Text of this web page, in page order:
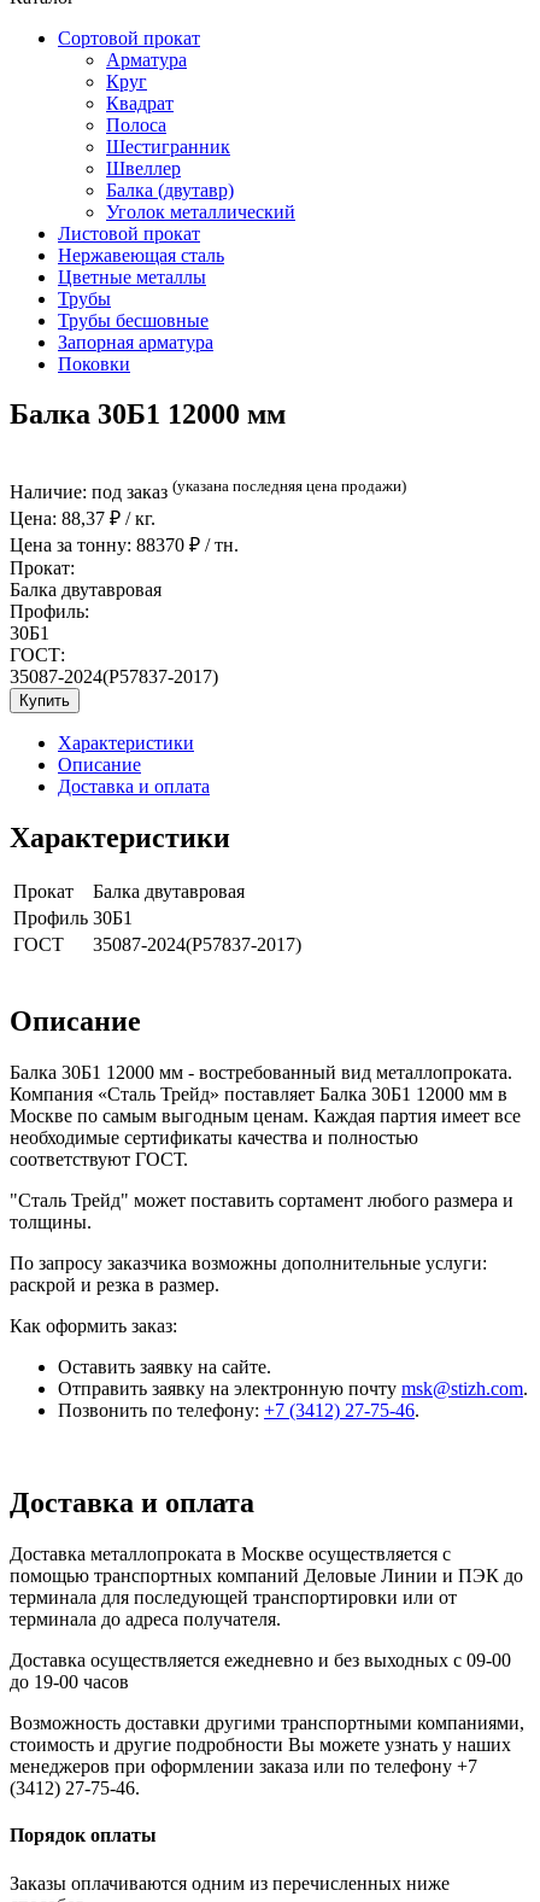
Сортовой прокат
Арматура
Круг
Квадрат
Полоса
Шестигранник
Швеллер
Балка (двутавр)
Уголок металлический
Листовой прокат
Нержавеющая сталь
Цветные металлы
Трубы
Трубы бесшовные
Запорная арматура
Поковки
Балка 30Б1 12000 мм
Наличие: под заказ (указана последняя цена продажи)
Цена: 88,37 ₽ / кг.
Цена за тонну: 88370 ₽ / тн.
Прокат:
Балка двутавровая
Профиль:
30Б1
ГОСТ:
35087-2024(Р57837-2017)
Купить
Характеристики
Описание
Доставка и оплата
Характеристики
Прокат
Балка двутавровая
Профиль 30Б1
ГОСТ
35087-2024(Р57837-2017)
Описание
Балка 30Б1 12000 мм - востребованный вид металлопроката.
Компания «Сталь Трейд» поставляет Балка 30Б1 12000 мм в
Москве по самым выгодным ценам. Каждая партия имеет все
необходимые сертификаты качества и полностью
соответствуют ГОСТ.
"Сталь Трейд" может поставить сортамент любого размера и
толщины.
По запросу заказчика возможны дополнительные услуги:
раскрой и резка в размер.
Как оформить заказ:
Оставить заявку на сайте.
Отправить заявку на электронную почту msk@stizh.com.
Позвонить по телефону: +7 (3412) 27-75-46.
Доставка и оплата
Доставка металлопроката в Москве осуществляется с
помощью транспортных компаний Деловые Линии и ПЭК до
терминала для последующей транспортировки или от
терминала до адреса получателя.
Доставка осуществляется ежедневно и без выходных с 09-00
до 19-00 часов
Возможность доставки другими транспортными компаниями,
стоимость и другие подробности Вы можете узнать у наших
менеджеров при оформлении заказа или по телефону +7
(3412) 27-75-46.
Порядок оплаты
Заказы оплачиваются одним из перечисленных ниже